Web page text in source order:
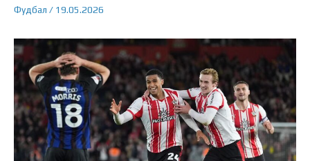
Фудбал / 19.05.2026